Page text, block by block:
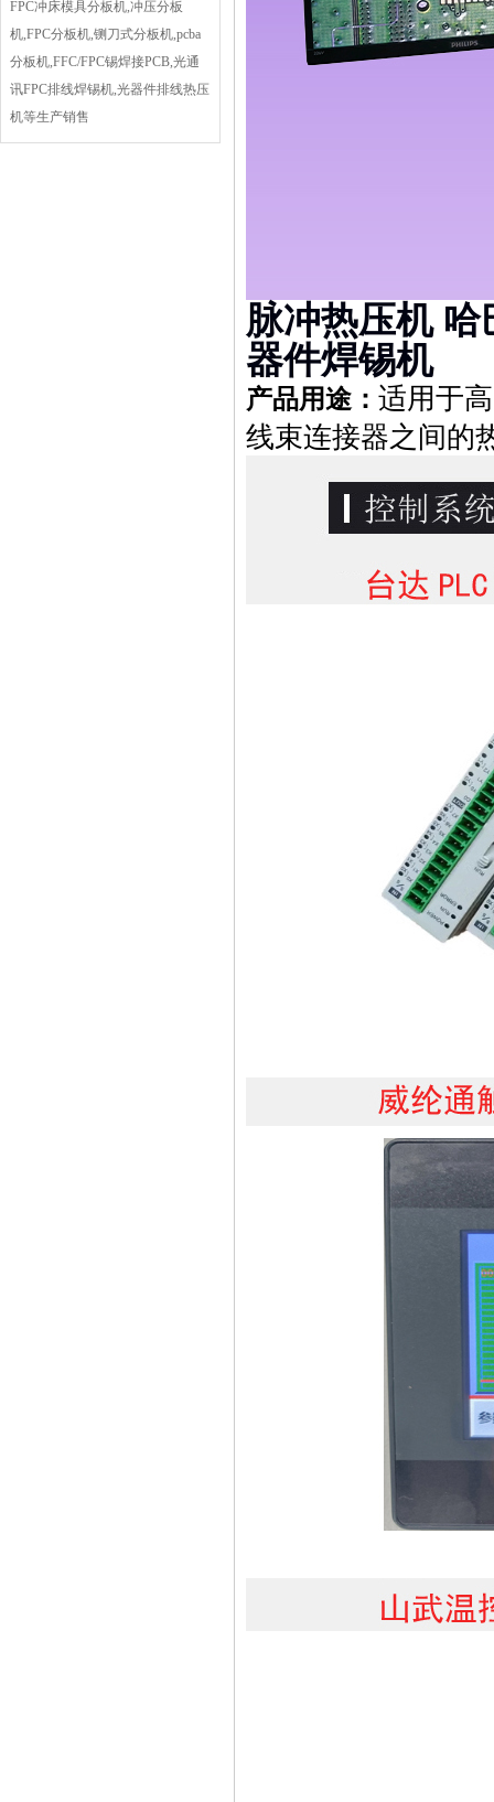
FPC冲床模具分板机,冲压分板
机,FPC分板机,铡刀式分板机,pcba
分板机,FFC/FPC锡焊接PCB,光通
讯FPC排线焊锡机,光器件排线热压
机等生产销售
脉冲热压机
器件焊锡机
产品用途： 适用于
线束连接器之间的